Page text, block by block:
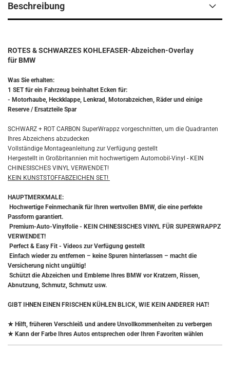
Beschreibung
ROTES & SCHWARZES KOHLEFASER-Abzeichen-Overlay
für BMW
Was Sie erhalten:
1 SET für ein Fahrzeug beinhaltet Ecken für:
- Motorhaube, Heckklappe, Lenkrad, Motorabzeichen, Räder und einige
Reserve / Ersatzteile Spar
SCHWARZ + ROT CARBON SuperWrappz vorgeschnitten, um die Quadranten
Ihres Abzeichens abzudecken
Vollständige Montageanleitung zur Verfügung gestellt
Hergestellt in Großbritannien mit hochwertigem Automobil-Vinyl - KEIN
CHINESISCHES VINYL VERWENDET!
KEIN KUNSTSTOFFABZEICHEN SET!
HAUPTMERKMALE:
Hochwertige Feinmechanik für Ihren wertvollen BMW, die eine perfekte
Passform garantiert.
Premium-Auto-Vinylfolie - KEIN CHINESISCHES VINYL FÜR SUPERWRAPPZ
VERWENDET!
Perfect & Easy Fit - Videos zur Verfügung gestellt
Einfach wieder zu entfernen – keine Spuren hinterlassen – macht die
Versicherung nicht ungültig!
Schützt die Abzeichen und Embleme Ihres BMW vor Kratzern, Rissen,
Abnutzung, Schmutz, Schmutz usw.
GIBT IHNEN EINEN FRISCHEN KÜHLEN BLICK, WIE KEIN ANDERER HAT!
★ Hilft, früheren Verschleiß und andere Unvollkommenheiten zu verbergen
★ Kann der Farbe Ihres Autos entsprechen oder Ihren Favoriten wählen